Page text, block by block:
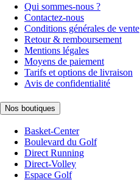
Qui sommes-nous ?
Contactez-nous
Conditions générales de vente
Retour & remboursement
Mentions légales
Moyens de paiement
Tarifs et options de livraison
Avis de confidentialité
Nos boutiques
Basket-Center
Boulevard du Golf
Direct Running
Direct-Volley
Espace Golf